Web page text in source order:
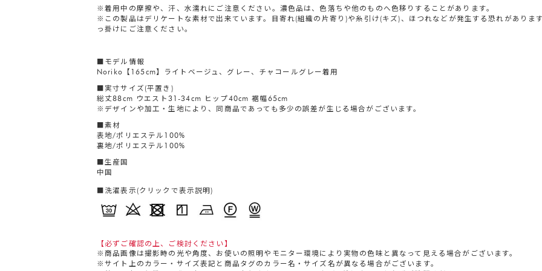
※着用中の摩擦や、汗、水濡れにご注意ください。濃色品は、色落ちや他のものへ色移りすることがあります。
※この製品はデリケートな素材で出来ています。目寄れ(組織の片寄り)や糸引け(キズ)、ほつれなどが発生する恐れがありま
っ掛けにご注意ください。
■モデル情報
Noriko【165cm】ライトベージュ、グレー、チャコールグレー着用
■実寸サイズ(平置き)
総丈88cm ウエスト31-34cm ヒップ40cm 裾幅65cm
※デザインや加工・生地により、同商品であっても多少の誤差が生じる場合がございます。
■素材
表地/ポリエステル100%
裏地/ポリエステル100%
■生産国
中国
■洗濯表示(クリックで表示説明)
【必ずご確認の上、ご検討ください】
※商品画像は撮影時の光や角度、お使いの照明やモニター環境により実物の色味と異なって見える場合がございます。
※サイト上のカラー・サイズ表記と商品タグのカラー名・サイズ名が異なる場合がございます。